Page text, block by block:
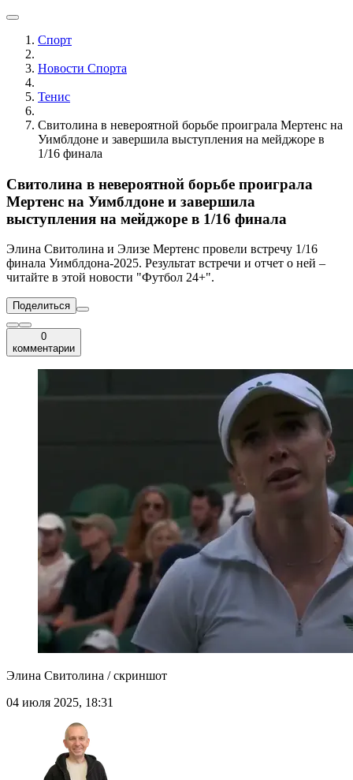
Спорт
Новости Cпорта
Тенис
Свитолина в невероятной борьбе проиграла Мертенс на
Уимблдоне и завершила выступления на мейджоре в
1/16 финала
Свитолина в невероятной борьбе проиграла
Мертенс на Уимблдоне и завершила
выступления на мейджоре в 1/16 финала
Элина Свитолина и Элизе Мертенс провели встречу 1/16
финала Уимблдона-2025. Результат встречи и отчет о ней –
читайте в этой новости "Футбол 24+".
Поделиться
0
комментарии
Элина Свитолина / скриншот
04 июля 2025, 18:31